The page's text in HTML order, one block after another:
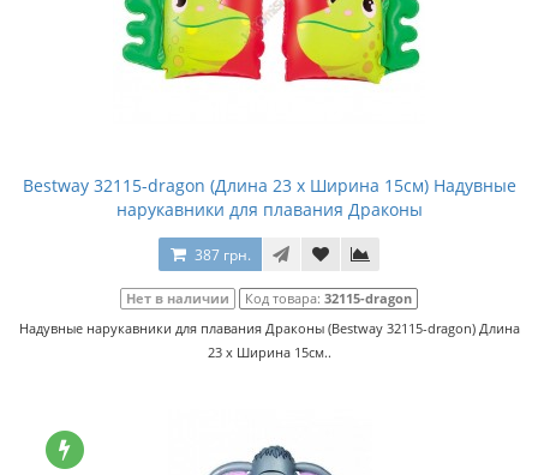
Bestway 32115-dragon (Длина 23 x Ширина 15см) Надувные
нарукавники для плавания Драконы
387 грн.
Нет в наличии Код товара: 32115-dragon
Надувные нарукавники для плавания Драконы (Bestway 32115-dragon) Длина
23 x Ширина 15см..